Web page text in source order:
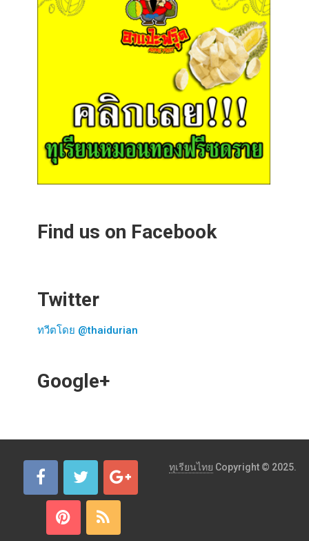
Find us on Facebook
Twitter
ทวีตโดย @thaidurian
Google+
ทุเรียนไทย Copyright © 2025.